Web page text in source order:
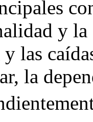
y la
y las
la